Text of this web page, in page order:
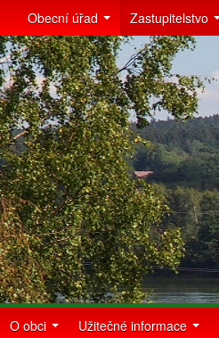
Obecní úřad Zastupitelstvo
O obci Užitečné informace